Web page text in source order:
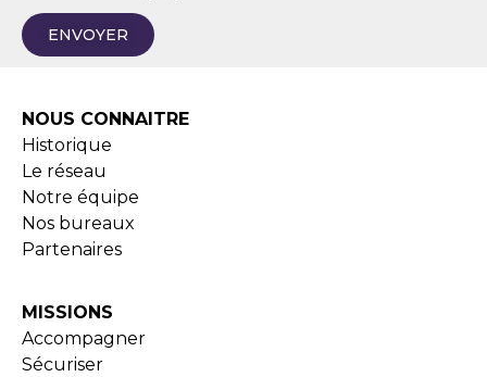
ENVOYER
NOUS CONNAITRE
Historique
Le réseau
Notre équipe
Nos bureaux
Partenaires
MISSIONS
Accompagner
Sécuriser